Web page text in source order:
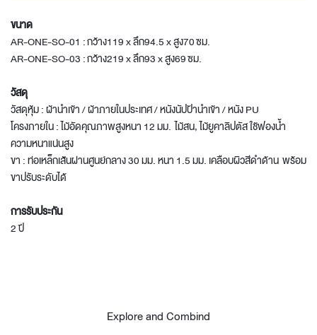
ขนาด
AR-ONE-SO-01 : กว้าง119 x ลึก94.5 x สูง70 ซม.
AR-ONE-SO-03 : กว้าง219 x ลึก93 x สูง69 ซม.
วัสดุ
วัสดุหุ้ม : ผ้านำเข้า / ผ้าภายในประเทศ / หนังนัปป้านำเข้า / หนัง PU
โครงภายใน : ไม้อัดคุณภาพสูงหนา 12 มม. ไม้สน, ไม้ยูคาลิปตัส ใช้ฟองน้ำ
ความหนาแน่นสูง
ขา : ท่อเหล็กเส้นผ่านศูนย์กลาง 30 มม. หนา 1.5 มม. เคลือบผิวสีดำด้าน พร้อม
ขาปรับระดับได้
การรับประกัน
2 ปี
Explore and Combind